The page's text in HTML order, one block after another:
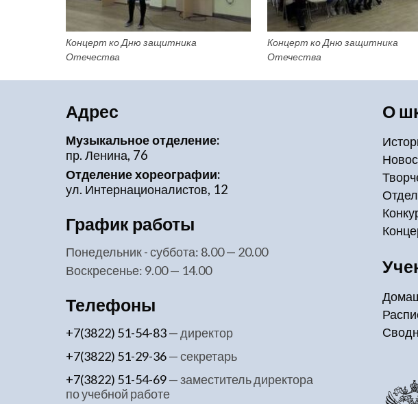
Концерт ко Дню защитника
Отечества
Концерт ко Дню защитника
Отечества
Адрес
Музыкальное отделение:
пр. Ленина, 76
Отделение хореографии:
ул. Интернационалистов, 12
График работы
понедельник - суббота: 8.00 — 20.00
воскресенье: 9.00 — 14.00
Телефоны
+7(3822) 51-54-83— директор
+7(3822) 51-29-36— секретарь
+7(3822) 51-54-69— заместитель директора
по учебной работе
О